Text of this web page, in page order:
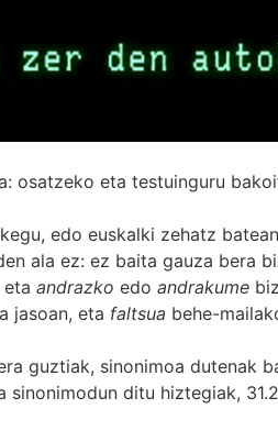
osatzeko eta testuinguru
edo euskalki zehatz
ala ez: ez baita gauza bera
andrazko edo andrakume
jasoan, eta faltsua behe-
guztiak, sinonimoa dutenak
ditu hiztegiak,